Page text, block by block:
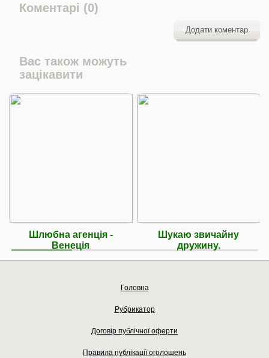
Коментарі (0)
Додати коментар
Вас також можуть
зацікавити
Шлюбна агенцiя -
Венецiя
Шукаю звичайну
дружину.
Головна
Рубрикатор
Договір публічної оферти
Правила публікації оголошень